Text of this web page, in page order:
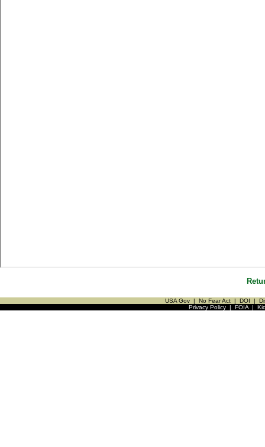
USA Gov | No Fear Act | DOI |
Privacy Policy| FOIA|